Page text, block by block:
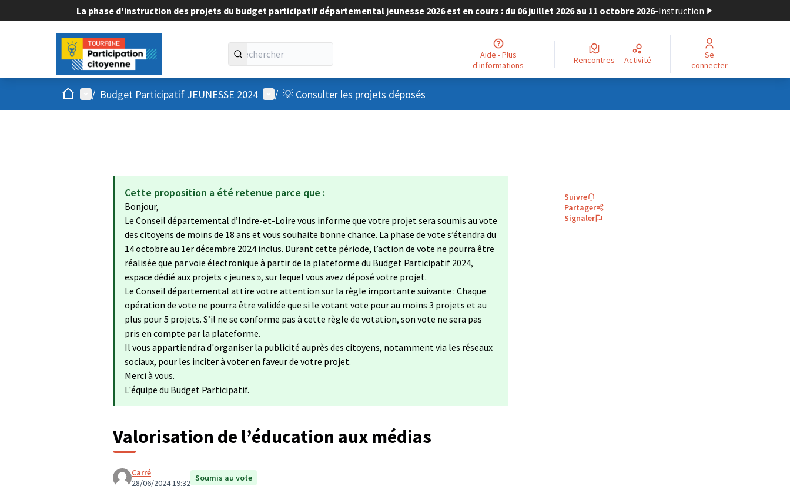
La phase d'instruction des projets du budget participatif départemental jeunesse 2026 est en cours : du 06 juillet 2026 au 11 octobre 2026-Instruction
Aide - Plus
d'informations
Rencontres Activité
Se
connecter
AccueilMenu principal
/ Budget Participatif JEUNESSE 2024 Menu utilisateur
/ 💡 Consulter les projets déposés
Cette proposition a été retenue parce que :
Bonjour,
Le Conseil départemental d’Indre-et-Loire vous informe que votre projet sera soumis au vote
des citoyens de moins de 18 ans et vous souhaite bonne chance. La phase de vote s’étendra du
14 octobre au 1er décembre 2024 inclus. Durant cette période, l’action de vote ne pourra être
réalisée que par voie électronique à partir de la plateforme du Budget Participatif 2024,
espace dédié aux projets « jeunes », sur lequel vous avez déposé votre projet.
Le Conseil départemental attire votre attention sur la règle importante suivante : Chaque
opération de vote ne pourra être validée que si le votant vote pour au moins 3 projets et au
plus pour 5 projets. S’il ne se conforme pas à cette règle de votation, son vote ne sera pas
pris en compte par la plateforme.
Il vous appartiendra d'organiser la publicité auprès des citoyens, notamment via les réseaux
sociaux, pour les inciter à voter en faveur de votre projet.
Merci à vous.
L'équipe du Budget Participatif.
Valorisation de l’éducation aux médias
Carré
28/06/2024 19:32 Soumis au vote
Suivre
Partager
Signaler